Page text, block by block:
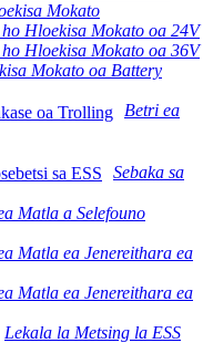
Mokato
Hloekisa Mokato oa 24V
Hloekisa Mokato oa 36V
Mokato oa Battery
Betri ea
Sebaka sa
Matla a Selefouno
Matla ea Jenereithara ea
Matla ea Jenereithara ea
Lekala la Metsing la ESS